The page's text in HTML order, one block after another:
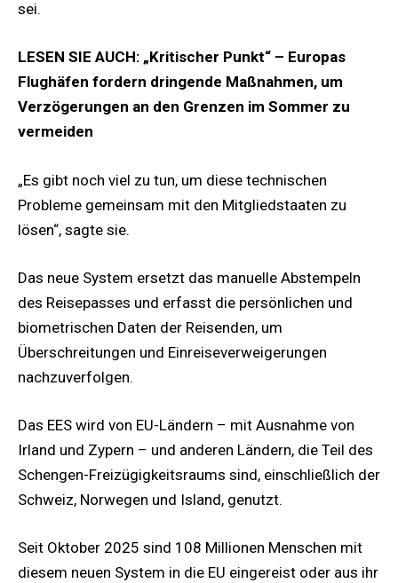
sei.
LESEN SIE AUCH: „Kritischer Punkt“ – Europas
Flughäfen fordern dringende Maßnahmen, um
Verzögerungen an den Grenzen im Sommer zu
vermeiden
„Es gibt noch viel zu tun, um diese technischen
Probleme gemeinsam mit den Mitgliedstaaten zu
lösen“, sagte sie.
Das neue System ersetzt das manuelle Abstempeln
des Reisepasses und erfasst die persönlichen und
biometrischen Daten der Reisenden, um
Überschreitungen und Einreiseverweigerungen
nachzuverfolgen.
Das EES wird von EU-Ländern – mit Ausnahme von
Irland und Zypern – und anderen Ländern, die Teil des
Schengen-Freizügigkeitsraums sind, einschließlich der
Schweiz, Norwegen und Island, genutzt.
Seit Oktober 2025 sind 108 Millionen Menschen mit
diesem neuen System in die EU eingereist oder aus ihr